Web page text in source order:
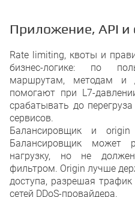
Приложение, API и
Rate limiting, квоты и
бизнес-логике: по
маршрутам, методам и
помогают при L7-
срабатывать до
сервисов.
Балансировщик и
Балансировщик может
нагрузку, но не
фильтром. Origin лучше
доступа, разрешая
сетей DDoS-провайдера.